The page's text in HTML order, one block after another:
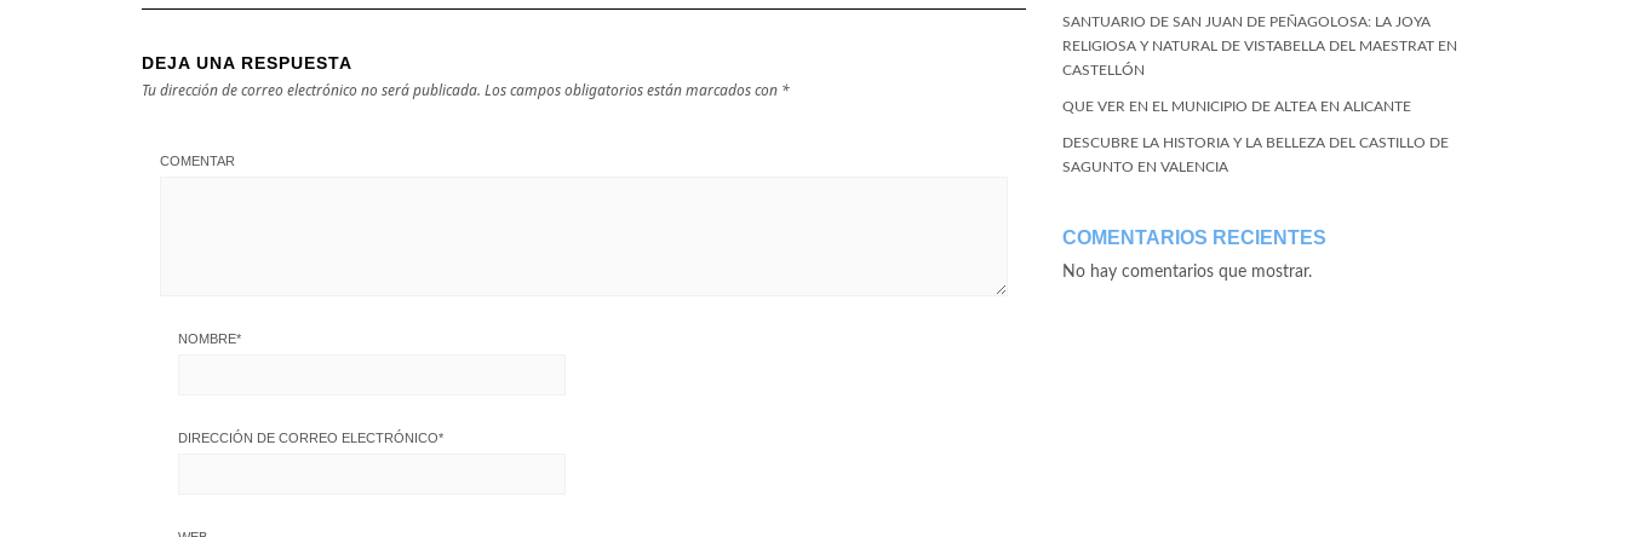
DEJA UNA RESPUESTA
Tu dirección de correo electrónico no será publicada. Los campos obligatorios están marcados con *
COMENTAR
NOMBRE*
DIRECCIÓN DE CORREO ELECTRÓNICO*
SANTUARIO DE SAN JUAN DE PEÑAGOLOSA: LA JOYA
RELIGIOSA Y NATURAL DE VISTABELLA DEL MAESTRAT EN
CASTELLÓN
QUE VER EN EL MUNICIPIO DE ALTEA EN ALICANTE
DESCUBRE LA HISTORIA Y LA BELLEZA DEL CASTILLO DE
SAGUNTO EN VALENCIA
COMENTARIOS RECIENTES
No hay comentarios que mostrar.